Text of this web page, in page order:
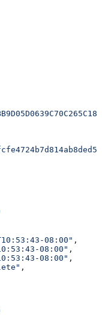
08:00" ,
08:00" ,
08:00" ,
,